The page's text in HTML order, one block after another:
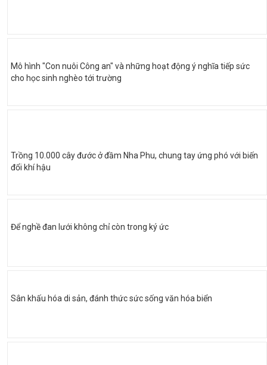
Mô hình "Con nuôi Công an" và những hoạt động ý nghĩa tiếp sức
cho học sinh nghèo tới trường
Trồng 10.000 cây đước ở đầm Nha Phu, chung tay ứng phó với biến
đổi khí hậu
Để nghề đan lưới không chỉ còn trong ký ức
Sân khấu hóa di sản, đánh thức sức sống văn hóa biển